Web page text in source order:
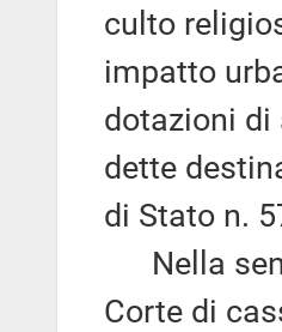
culto
impatto
dotazioni di
dette
di Stato n.
Nella
Corte di